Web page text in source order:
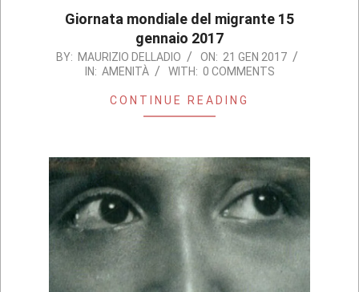
Giornata mondiale del migrante 15
gennaio 2017
2017-
BY: MAURIZIO DELLADIO ON: 21 GEN 2017
IN: AMENITÀ WITH: 0 COMMENTS
CONTINUE READING